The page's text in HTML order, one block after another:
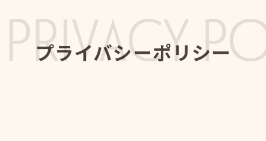
プライバシーポリシー